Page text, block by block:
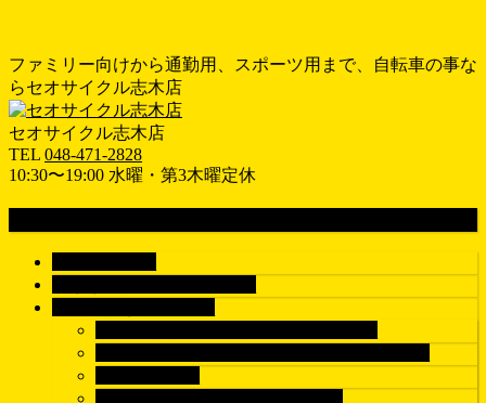
ファミリー向けから通勤用、スポーツ用まで、自転車の事な
らセオサイクル志木店
セオサイクル志木店
TEL 048-471-2828
10:30〜19:00 水曜・第3木曜定休